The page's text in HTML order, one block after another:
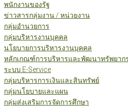
พนักงานของรัฐ
ข่าวสารกลุ่มงาน / หน่วยงาน
กลุ่มอำนวยการ
กลุ่มบริหารงานบุคคล
นโยบายการบริหารงานบุคคล
หลักเกณฑ์การบริหารและพัฒนาทรัพยาก
ระบบ E-Service
กลุ่มบริหารการเงินและสินทรัพย์
กลุ่มนโยบายและแผน
กลุ่มส่งเสริมการจัดการศึกษา